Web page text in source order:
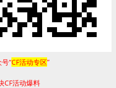
“CF活动专区”
CF活动爆料